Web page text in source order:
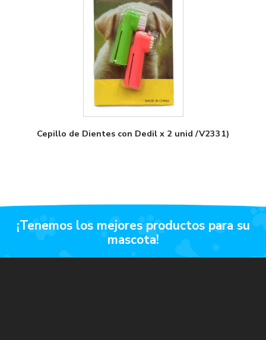
Cepillo de Dientes con Dedil x 2 unid /V2331)
¡tenemos los mejores productos para su
mascota!